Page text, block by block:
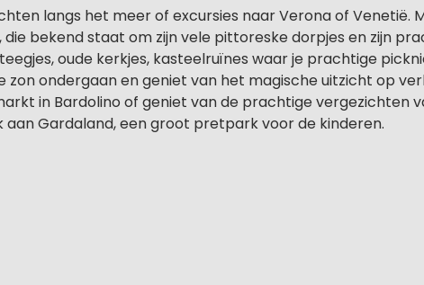
langs het meer of excursies naar Verona of Venetië.
bekend staat om zijn vele pittoreske dorpjes en zijn
oude kerkjes, kasteelruïnes waar je prachtige
zon ondergaan en geniet van het magische uitzicht op
in Bardolino of geniet van de prachtige vergezichten
aan Gardaland, een groot pretpark voor de kinderen.